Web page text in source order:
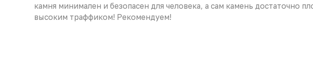
камня минимален и безопасен для человека, а сам камень
высоким траффиком! Рекомендуем!